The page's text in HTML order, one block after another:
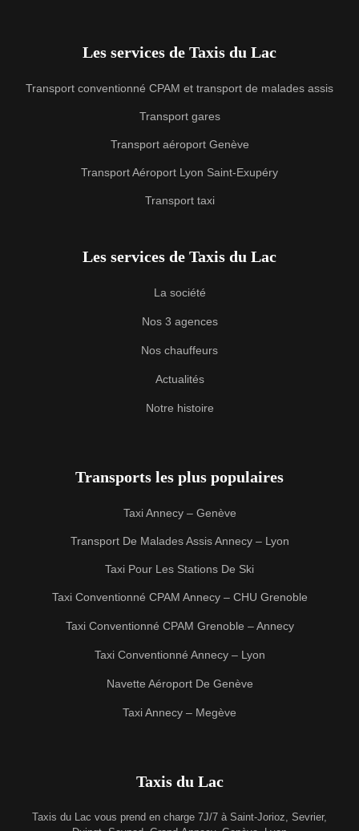
Les services de Taxis du Lac
Transport conventionné CPAM et transport de malades assis
Transport gares
Transport aéroport Genève
Transport Aéroport Lyon Saint-Exupéry
Transport taxi
Les services de Taxis du Lac
La société
Nos 3 agences
Nos chauffeurs
Actualités
Notre histoire
Transports les plus populaires
Taxi Annecy – Genève
Transport De Malades Assis Annecy – Lyon
Taxi Pour Les Stations De Ski
Taxi Conventionné CPAM Annecy – CHU Grenoble
Taxi Conventionné CPAM Grenoble – Annecy
Taxi Conventionné Annecy – Lyon
Navette Aéroport De Genève
Taxi Annecy – Megève
Taxis du Lac
Taxis du Lac vous prend en charge 7J/7 à Saint-Jorioz, Sevrier,